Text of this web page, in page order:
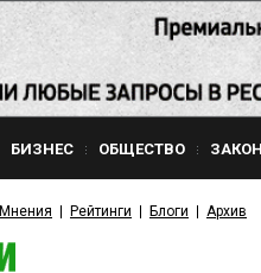
БИЗНЕС ОБЩЕСТВО ЗАКОН
Мнения Рейтинги Блоги Архив